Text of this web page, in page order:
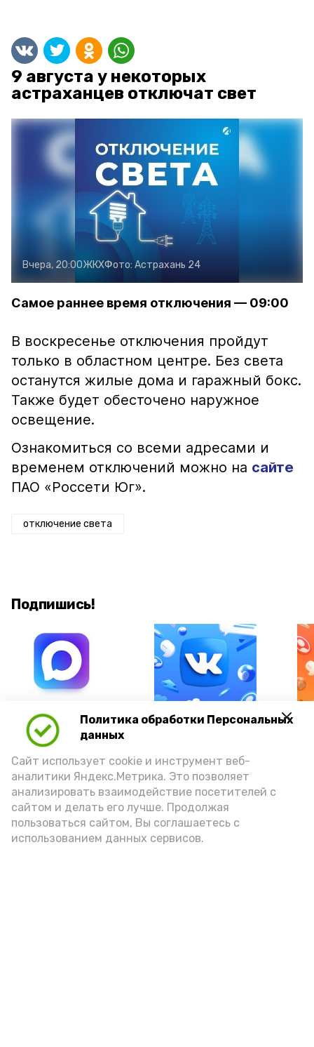
Политика обработки Персональных
данных
Сайт использует cookie и инструмент веб-
аналитики Яндекс.Метрика. Это позволяет
анализировать взаимодействие посетителей с
сайтом и делать его лучше. Продолжая
пользоваться сайтом, Вы соглашаетесь с
использованием данных сервисов.
9 августа у некоторых
астраханцев отключат свет
Вчера, 20:00ЖКХФото: Астрахань 24
Самое раннее время отключения — 09:00
В воскресенье отключения пройдут
только в областном центре. Без света
останутся жилые дома и гаражный бокс.
Также будет обесточено наружное
освещение.
Ознакомиться со всеми адресами и
временем отключений можно на сайте
ПАО «Россети Юг».
отключение света
Подпишись!
А24 в MAX А24 в Вконтакте
Астраханский ветеран ВОВ
отметил 100-летний юбилей